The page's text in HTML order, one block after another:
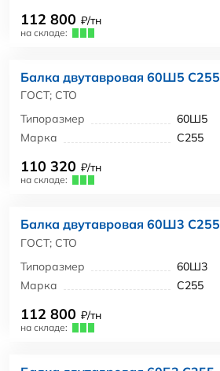
112 800 ₽/тн
на складе:
Балка двутавровая 60Ш5 С255
ГОСТ; СТО
Типоразмер
60Ш5
Марка
С255
110 320 ₽/тн
на складе:
Балка двутавровая 60Ш3 С255
ГОСТ; СТО
Типоразмер
60Ш3
Марка
С255
112 800 ₽/тн
на складе: